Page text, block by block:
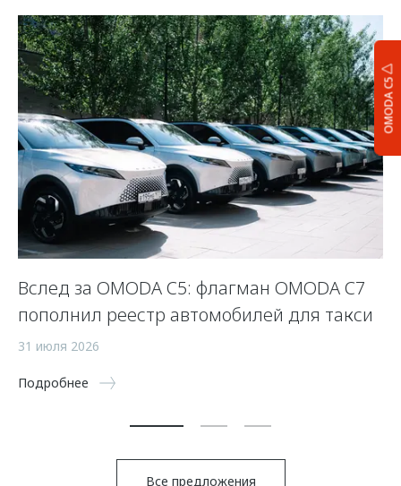
OMODA C5
Вслед за OMODA C5: флагман OMODA C7
пополнил реестр автомобилей для такси
31 июля 2026
Подробнее
Все предложения